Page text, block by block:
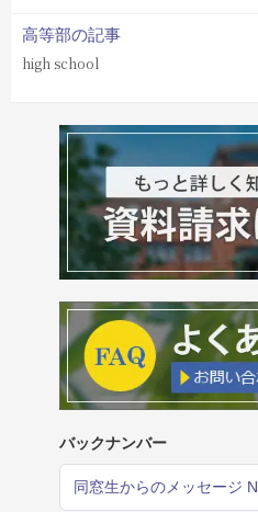
高等部の記事
high school
バックナンバー
同窓生からのメッセージ